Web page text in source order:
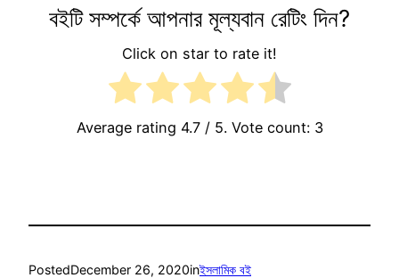
বইটি সম্পর্কে আপনার মূল্যবান রেটিং দিন?
Click on star to rate it!
Average rating 4.7/ 5. Vote count: 3
PostedDecember 26, 2020inইসলামিক বই